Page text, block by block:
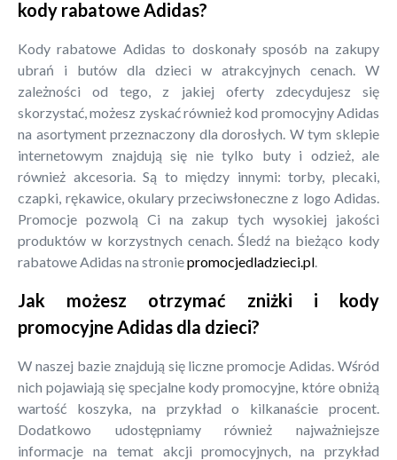
kody rabatowe Adidas?
Kody rabatowe Adidas to doskonały sposób na zakupy
ubrań i butów dla dzieci w atrakcyjnych cenach. W
zależności od tego, z jakiej oferty zdecydujesz się
skorzystać, możesz zyskać również kod promocyjny Adidas
na asortyment przeznaczony dla dorosłych. W tym sklepie
internetowym znajdują się nie tylko buty i odzież, ale
również akcesoria. Są to między innymi: torby, plecaki,
czapki, rękawice, okulary przeciwsłoneczne z logo Adidas.
Promocje pozwolą Ci na zakup tych wysokiej jakości
produktów w korzystnych cenach. Śledź na bieżąco kody
rabatowe Adidas na stroniepromocjedladzieci.pl
Jak możesz otrzymać zniżki i kody
promocyjne Adidas dla dzieci?
W naszej bazie znajdują się liczne promocje Adidas. Wśród
nich pojawiają się specjalne kody promocyjne, które obniżą
wartość koszyka, na przykład o kilkanaście procent.
Dodatkowo udostępniamy również najważniejsze
informacje na temat akcji promocyjnych, na przykład